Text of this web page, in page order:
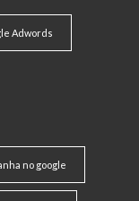
Adwords
no google